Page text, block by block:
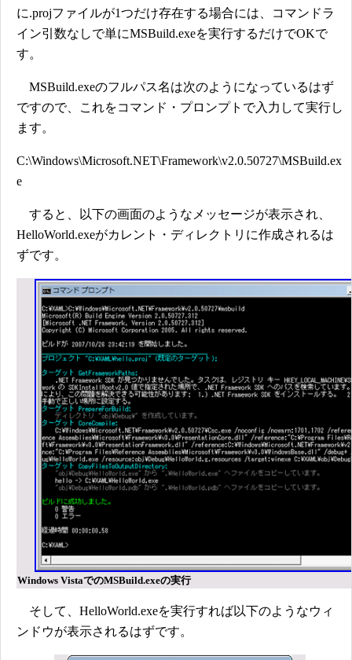
に.projファイルが1つだけ存在する場合には、コマンドラ
イン引数なしで単にMSBuild.exeを実行するだけでOKで
す。
MSBuild.exeのフルパス名は次のようになっているはず
ですので、これをコマンド・プロンプトで入力して実行し
ます。
C:\Windows\Microsoft.NET\Framework\v2.0.50727\MSBuild.ex
e
すると、以下の画面のようなメッセージが表示され、
HelloWorld.exeがカレント・ディレクトリに作成されるは
ずです。
Windows VistaでのMSBuild.exeの実行
そして、HelloWorld.exeを実行すれば以下のようなウィ
ンドウが表示されるはずです。